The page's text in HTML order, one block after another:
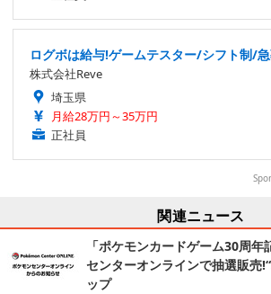
ログボは給与!ゲームテスター/シフト制/
株式会社Reve
埼玉県
月給28万円～35万円
正社員
関連ニュース
「ポケモンカードゲーム30周
センターオンラインで抽選販売
ップ